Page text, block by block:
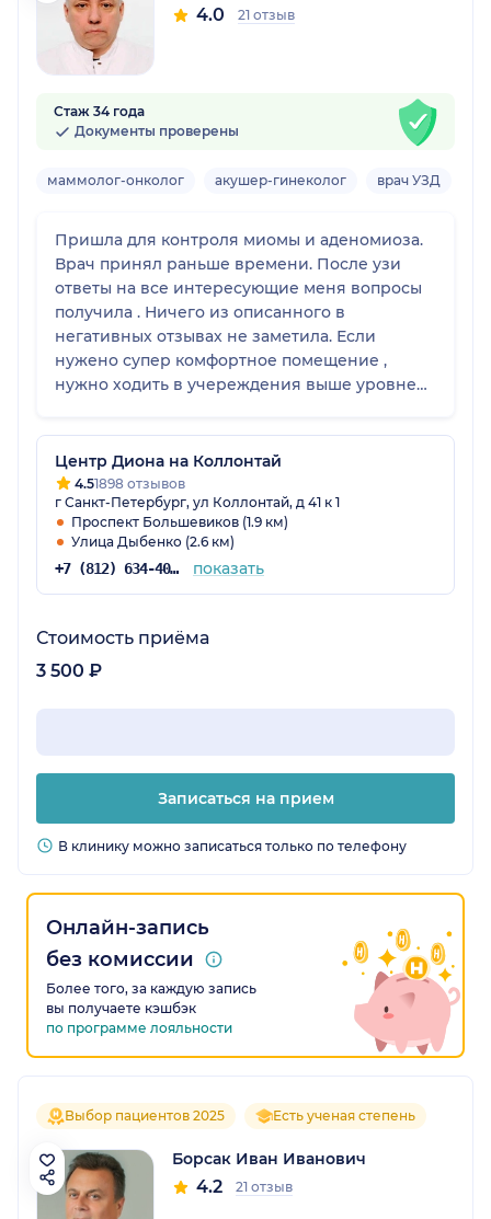
4.0 21 отзыв
Стаж 34 года
Документы проверены
маммолог-онколог акушер-гинеколог врач УЗД
Пришла для контроля миомы и аденомиоза.
Врач принял раньше времени. После узи
ответы на все интересующие меня вопросы
получила . Ничего из описанного в
негативных отзывах не заметила. Если
нужено супер комфортное помещение ,
нужно ходить в учереждения выше уровнем ,
политикой. Была в клинике второй раз, приду
ещё, если понадобится.
Центр Диона на Коллонтай
4.51898 отзывов
г Санкт-Петербург, ул Коллонтай, д 41 к 1
Проспект Большевиков (1.9 км)
Улица Дыбенко (2.6 км)
+7 (812) 634-40-76 показать
Стоимость приёма
3 500 ₽
Записаться на прием
В клинику можно записаться только по телефону
Онлайн-запись
без комиссии
Более того, за каждую запись
вы получаете кэшбэк
по программе лояльности
Выбор пациентов 2025 Есть ученая степень
Борсак Иван Иванович
4.2 21 отзыв